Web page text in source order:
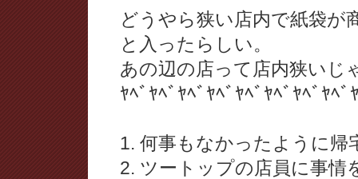
どうやら狭い店内で紙袋が
と入ったらしい。
あの辺の店って店内狭いじ
ﾔﾍﾞﾔﾍﾞﾔﾍﾞﾔﾍﾞﾔﾍﾞﾔﾍﾞﾔﾍﾞﾔﾍﾞ
1. 何事もなかったように帰
2. ツートップの店員に事情